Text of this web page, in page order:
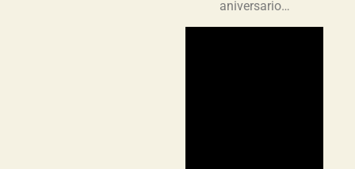
aniversario…